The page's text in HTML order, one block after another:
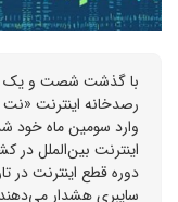
با گذشت شصت و یک
رصدخانه اینترنت
اینترنت بین‌الملل در
دوره قطع اینترنت در
سایبری هشدار